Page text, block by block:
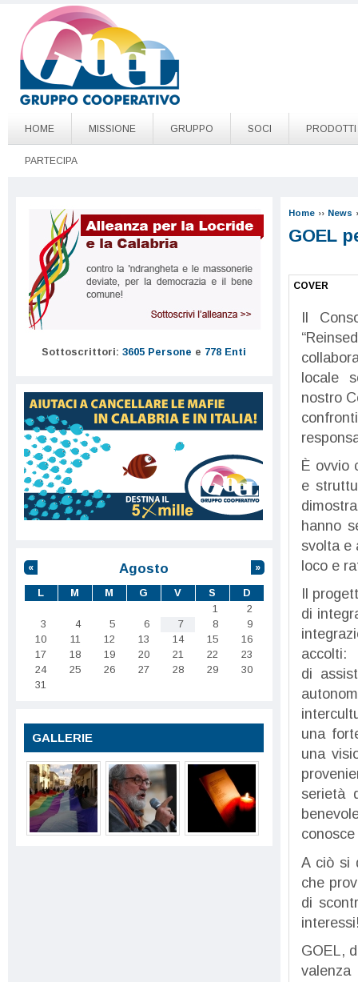
Salta al contenuto principale
Go to page top
HOME MISSIONE GRUPPO SOCI PRODOTTI
PARTECIPA
Home ›› News
GOEL
COVER
Il
locale
nostro
È ovvio
e
hanno
svolta e
loco e
Il
di
di
una
una
serietà
conosce
A ciò si
che
di
GOEL,
Sottoscrittori: 3605 Persone e 778 Enti
Agosto
« »
L M M G V S
D
1
2
3
4 5 6 7 8
9
10
11 12 13 14 15
16
17
18 19 20 21 22
23
24
25 26 27 28 29
30
31
GALLERIE